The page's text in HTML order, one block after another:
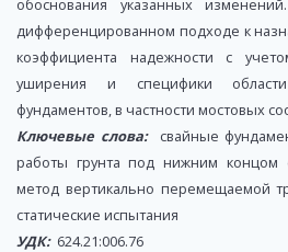
обоснования указанных
дифференцированном подходе к
коэффициента надежности с
уширения и специфики
фундаментов, в частности мостовых
Ключевые слова:свайные
работы грунта под нижним концом
метод вертикально перемещаемой
статические испытания
УДК:624.21:006.76